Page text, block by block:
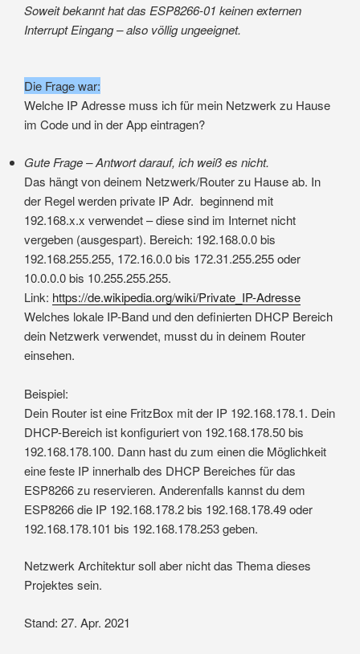
Soweit bekannt hat das ESP8266-01 keinen externen
Interrupt Eingang – also völlig ungeeignet.
Die Frage war:
Welche IP Adresse muss ich für mein Netzwerk zu Hause
im Code und in der App eintragen?
Gute Frage – Antwort darauf, ich weiß es nicht.
Das hängt von deinem Netzwerk/Router zu Hause ab. In
der Regel werden private IP Adr. beginnend mit
192.168.x.x verwendet – diese sind im Internet nicht
vergeben (ausgespart). Bereich: 192.168.0.0 bis
192.168.255.255, 172.16.0.0 bis 172.31.255.255 oder
10.0.0.0 bis 10.255.255.255.
Link: https://de.wikipedia.org/wiki/Private_IP-Adresse
Welches lokale IP-Band und den definierten DHCP Bereich
dein Netzwerk verwendet, musst du in deinem Router
einsehen.
Beispiel:
Dein Router ist eine FritzBox mit der IP 192.168.178.1. Dein
DHCP-Bereich ist konfiguriert von 192.168.178.50 bis
192.168.178.100. Dann hast du zum einen die Möglichkeit
eine feste IP innerhalb des DHCP Bereiches für das
ESP8266 zu reservieren. Anderenfalls kannst du dem
ESP8266 die IP 192.168.178.2 bis 192.168.178.49 oder
192.168.178.101 bis 192.168.178.253 geben.
Netzwerk Architektur soll aber nicht das Thema dieses
Projektes sein.
Stand: 27. Apr. 2021